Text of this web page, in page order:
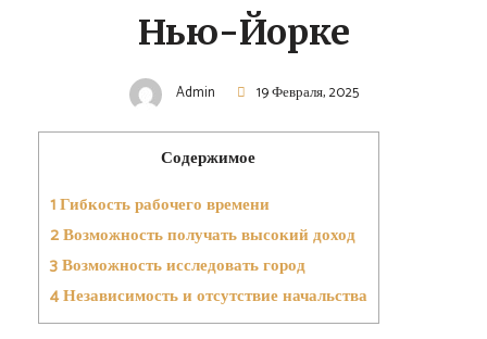
Нью-Йорке
Admin 19 Февраля, 2025
Содержимое
1Гибкость рабочего времени
2Возможность получать высокий доход
3Возможность исследовать город
4Независимость и отсутствие начальства